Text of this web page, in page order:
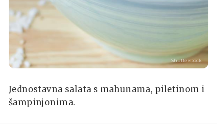
Shutterstock
Jednostavna salata s mahunama, piletinom i
šampinjonima.